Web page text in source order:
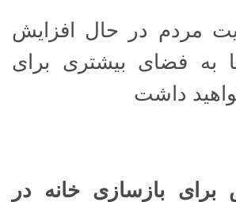
مردم در حال افزایش
فضای بیشتری برای
داشت
برای بازسازی خانه در